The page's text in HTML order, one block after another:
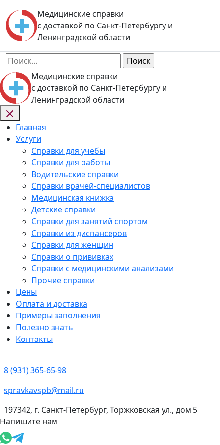
to
content
Медицинские справки
с доставкой по Санкт-Петербургу и
Ленинградской области
Найти:
Медицинские справки
с доставкой по Санкт-Петербургу и
Ленинградской области
Главная
Услуги
Справки для учебы
Справки для работы
Водительские справки
Справки врачей-специалистов
Медицинская книжка
Детские справки
Справки для занятий спортом
Справки из диспансеров
Справки для женщин
Справки о прививках
Справки с медицинскими анализами
Прочие справки
Цены
Оплата и доставка
Примеры заполнения
Полезно знать
Контакты
8 (931) 365-65-98
spravkavspb@mail.ru
197342, г. Санкт-Петербург, Торжковская ул., дом 5
Напишите нам